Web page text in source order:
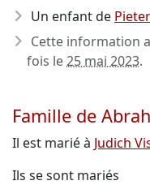
Un enfant de
Cette information
fois le25 mai 2023.
Famille de
Il est marié à Judich
Ils se sont mariés